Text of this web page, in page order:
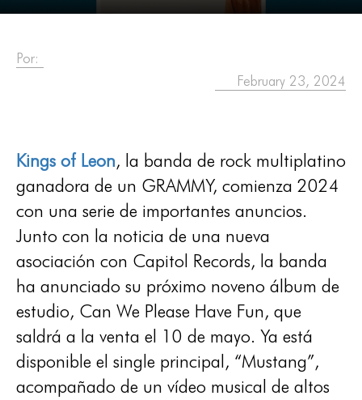
Por:
February 23, 2024
Kings of Leon, la banda de rock multiplatino
ganadora de un GRAMMY, comienza 2024
con una serie de importantes anuncios.
Junto con la noticia de una nueva
asociación con Capitol Records, la banda
ha anunciado su próximo noveno álbum de
estudio, Can We Please Have Fun, que
saldrá a la venta el 10 de mayo. Ya está
disponible el single principal, “Mustang”,
acompañado de un vídeo musical de altos